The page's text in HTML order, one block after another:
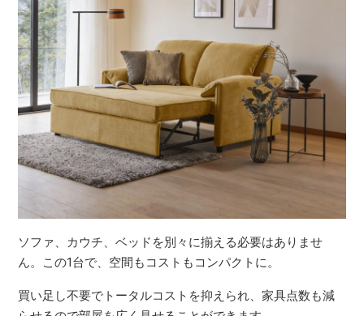
ソファ、カウチ、ベッドを別々に揃える必要はありませ
ん。この1台で、空間もコストもコンパクトに。
買い足し不要でトータルコストを抑えられ、家具点数も減